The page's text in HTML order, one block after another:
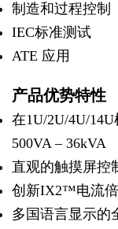
制造和过程控制
IEC标准测试
ATE 应用
产品优势特性
在1U/2U/4U/
500VA – 36kVA
直观的触摸屏控
创新IX2™电流
多国语言显示的